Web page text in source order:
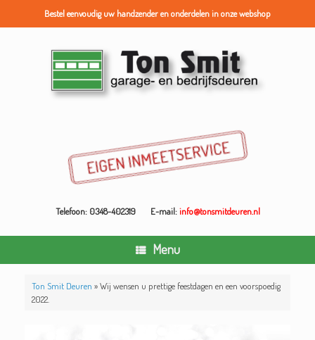
Bestel eenvoudig uw handzender en onderdelen in onze webshop
Telefoon: 0348-402319 E-mail:info@tonsmitdeuren.nl
Menu
Ton Smit Deuren »Wij wensen u prettige feestdagen en een voorspoedig
2022.